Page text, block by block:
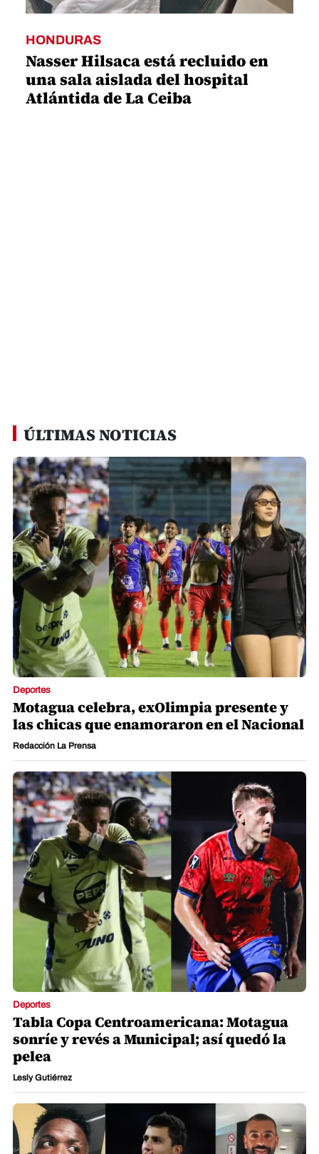
HONDURAS
Nasser Hilsaca está recluido en
una sala aislada del hospital
Atlántida de La Ceiba
ÚLTIMAS NOTICIAS
Deportes
Motagua celebra, exOlimpia presente y
las chicas que enamoraron en el Nacional
Redacción La Prensa
Deportes
Tabla Copa Centroamericana: Motagua
sonríe y revés a Municipal; así quedó la
pelea
Lesly Gutiérrez